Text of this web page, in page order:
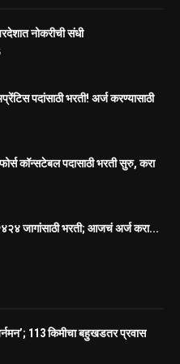
नोकरीची संधी
पदांसाठी भरती! अर्ज करण्यासाठी
कॉन्सटेबल पदासाठी भरती सुरु, करा
जागांसाठी भरती; आजचं अर्ज करा...
113 किमीचा बहुखडतर प्रवास